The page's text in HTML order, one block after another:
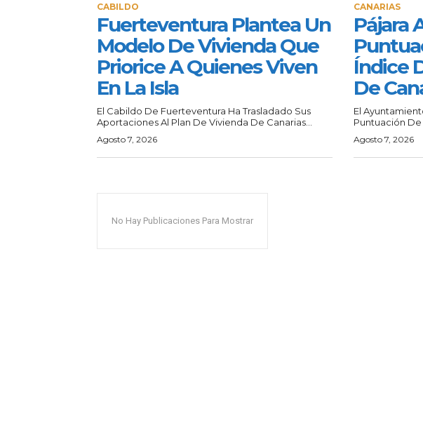
CABILDO
Fuerteventura Plantea Un
Modelo De Vivienda Que
Priorice A Quienes Viven
En La Isla
El Cabildo De Fuerteventura Ha Trasladado Sus
Aportaciones Al Plan De Vivienda De Canarias...
Agosto 7, 2026
CANARIAS
Pájara
Índice
De
El
Puntuación De
Agosto 7, 2026
No Hay Publicaciones Para Mostrar